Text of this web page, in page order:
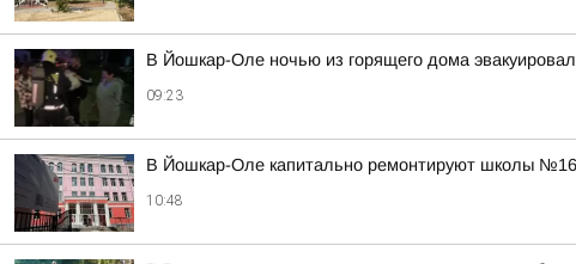
В Йошкар-Оле ночью из горящего дома
09:23
В Йошкар-Оле капитально ремонтируют школы
10:48